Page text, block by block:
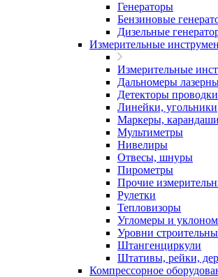
Генераторы
Бензиновые
Дизельные
Измерительные
Измерительные
Дальномеры
Детекторы проводки
Линейки, угольники
Маркеры,
Мультиметры
Нивелиры
Отвесы, шнуры
Пирометры
Прочие
Рулетки
Тепловизоры
Угломеры и
Уровни
Штангенциркули
Штативы, рейки,
Компрессорное